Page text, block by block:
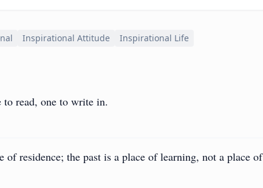
Inspirational Attitude Inspirational Life
read, one to write in.
of residence; the past is a place of learning, not a place of